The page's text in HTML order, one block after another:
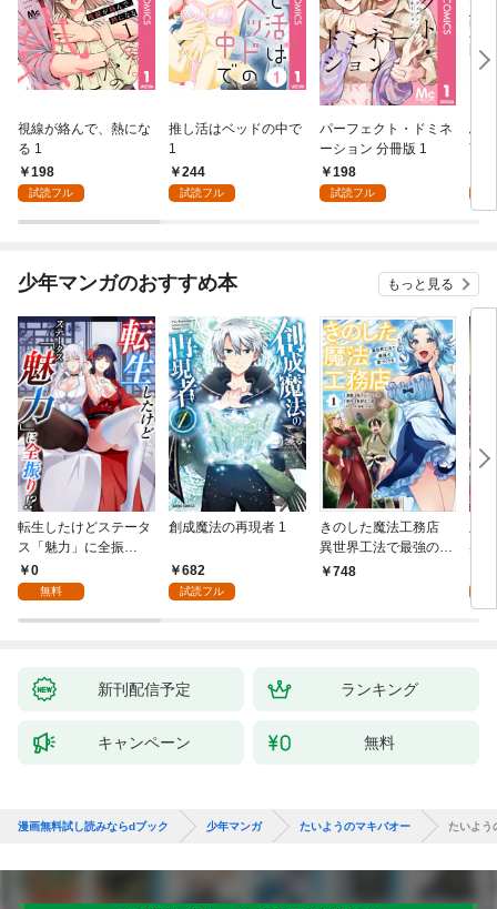
視線が絡んで、熱にな
る 1
198
試読フル
推し活はベッドの中で
1
244
試読フル
パーフェクト・ドミネ
ーション 分冊版 1
198
試読フル
ふ
言
少年マンガのおすすめ本 もっと見る
転生したけどステータ
ス「魅力」に全振
り！？(1)
0
無料
創成魔法の再現者 1
682
試読フル
きのした魔法工務店
異世界工法で最強の家
づくりを（コミック）
748
兆
る
新刊配信予定 ランキング
キャンペーン 無料
漫画無料試し読みならdブック 少年マンガ たいようのマキバオー たいよう